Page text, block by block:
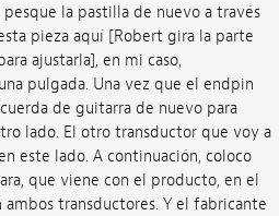
la pastilla de nuevo a través
pieza aquí [Robert gira la parte
ajustarla], en mi caso,
pulgada. Una vez que el endpin
de guitarra de nuevo para
lado. El otro transductor que voy a
este lado. A continuación, coloco
que viene con el producto, en el
ambos transductores. Y el fabricante